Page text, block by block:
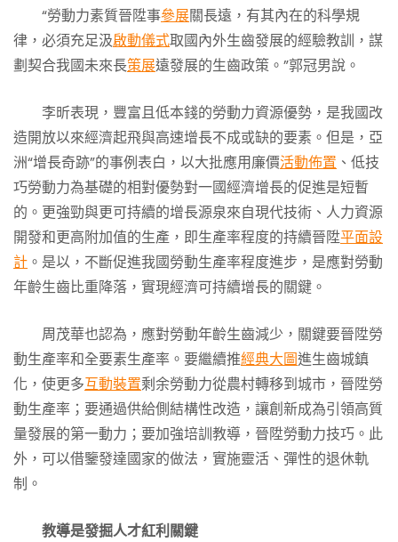
“勞動力素質晉陞事參展關長遠，有其內在的科學規
律，必須充足汲啟動儀式取國內外生齒發展的經驗教訓，謀
劃契合我國未來長策展遠發展的生齒政策。”郭冠男說。
李昕表現，豐富且低本錢的勞動力資源優勢，是我國改
造開放以來經濟起飛與高速增長不成或缺的要素。但是，亞
洲“增長奇跡”的事例表白，以大批應用廉價活動佈置 、低技
巧勞動力為基礎的相對優勢對一國經濟增長的促進是短暫
的。更強勁與更可持續的增長源泉來自現代技術、人力資源
開發和更高附加值的生產，即生產率程度的持續晉陞平面設
計 。是以，不斷促進我國勞動生產率程度進步，是應對勞動
年齡生齒比重降落，實現經濟可持續增長的關鍵。
周茂華也認為，應對勞動年齡生齒減少，關鍵要晉陞勞
動生產率和全要素生產率。要繼續推經典大圖進生齒城鎮
化，使更多互動裝置剩余勞動力從農村轉移到城市，晉陞勞
動生產率；要通過供給側結構性改造，讓創新成為引領高質
量發展的第一動力；要加強培訓教導，晉陞勞動力技巧。此
外，可以借鑒發達國家的做法，實施靈活、彈性的退休軌
制。
教導是發掘人才紅利關鍵